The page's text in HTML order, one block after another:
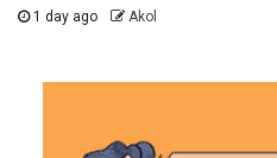
1 day ago Akol